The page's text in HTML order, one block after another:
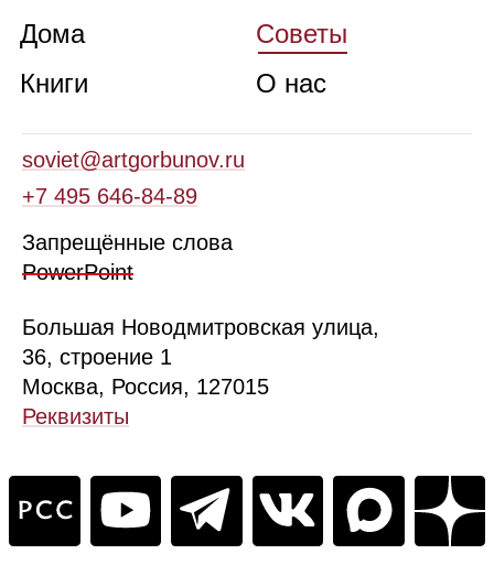
Дома
Книги
Советы
О нас
soviet@artgorbunov.ru
+7 495 646‑84‑89
Запрещённые слова
PowerPoint
Большая Новодмитровская улица,
36, строение 1
Москва, Россия, 127015
Реквизиты